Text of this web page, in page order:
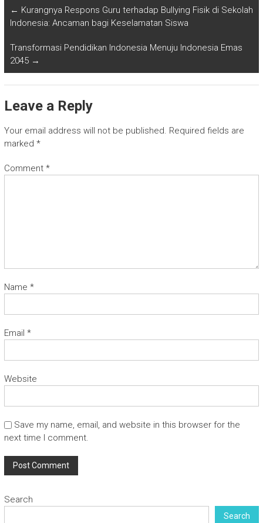
← Kurangnya Respons Guru terhadap Bullying Fisik di Sekolah
Indonesia: Ancaman bagi Keselamatan Siswa
Transformasi Pendidikan Indonesia Menuju Indonesia Emas
2045 →
Leave a Reply
Your email address will not be published. Required fields are
marked *
Comment *
Name *
Email *
Website
Save my name, email, and website in this browser for the
next time I comment.
Search
Search